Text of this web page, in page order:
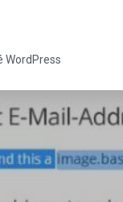
WordPress